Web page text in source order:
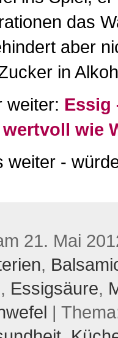
das
aber
in
weiter: Essig
wie
weiter -
21. Mai
,
, Essigsäure,
|